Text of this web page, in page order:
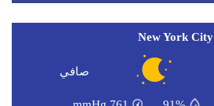
New York City
صافي